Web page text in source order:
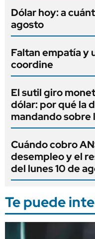
Dólar hoy: a
agosto
Faltan empatía y
coordine
El sutil giro
dólar: por qué la
mandando sobre
Cuándo cobro
desempleo y el
del lunes 10 de
Te puede